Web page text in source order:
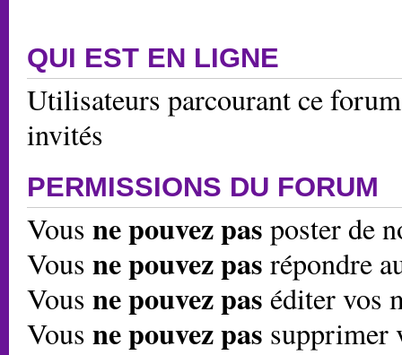
QUI EST EN LIGNE
Utilisateurs parcourant ce
invités
PERMISSIONS DU FORUM
Vous ne pouvez pas poster de
Vous ne pouvez pas répondre
Vous ne pouvez pas éditer vos
Vous ne pouvez pas supprimer